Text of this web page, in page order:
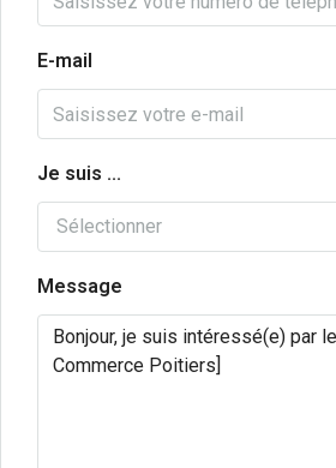
E-mail
Je suis ...
Sélectionner
Message